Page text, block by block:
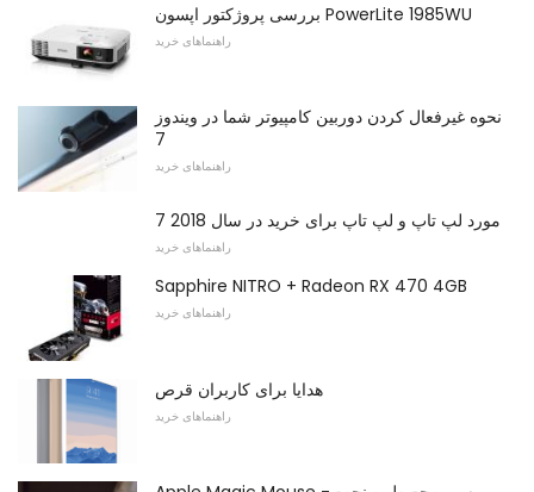
بررسی پروژکتور اپسون PowerLite 1985WU
راهنماهای خرید
نحوه غیرفعال کردن دوربین کامپیوتر شما در ویندوز
7
راهنماهای خرید
7 مورد لپ تاپ و لپ تاپ برای خرید در سال 2018
راهنماهای خرید
Sapphire NITRO + Radeon RX 470 4GB
راهنماهای خرید
هدایا برای کاربران قرص
راهنماهای خرید